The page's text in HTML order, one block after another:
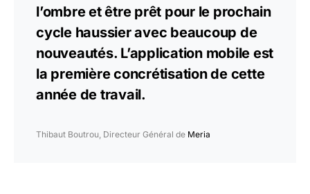
l’ombre et être prêt pour le prochain
cycle haussier avec beaucoup de
nouveautés. L’application mobile est
la première concrétisation de cette
année de travail.
Thibaut Boutrou, Directeur Général de Meria